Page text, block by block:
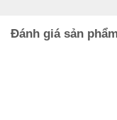
Đánh giá sản phẩm